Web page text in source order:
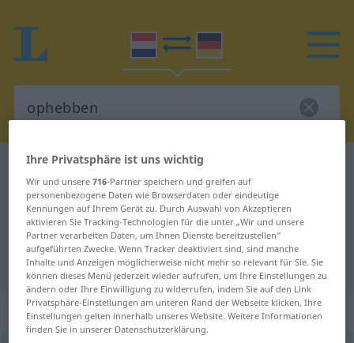
Niederländisch-Deutsch Wörterbuch
Niederländisch-Deutsch
Übersetzung für "ophebben"
"ophebben" Deutsch Übersetzung
„ophebben“: werkwoord
Ihre Privatsphäre ist uns wichtig
Wir und unsere716-Partner speichern und greifen auf
personenbezogene Daten wie Browserdaten oder eindeutige
Kennungen auf Ihrem Gerät zu. Durch Auswahl von Akzeptieren
aktivieren Sie Tracking-Technologien für die unter „Wir und unsere
Partner verarbeiten Daten, um Ihnen Dienste bereitzustellen“
aufgeführten Zwecke. Wenn Tracker deaktiviert sind, sind manche
Inhalte und Anzeigen möglicherweise nicht mehr so relevant für Sie. Sie
können dieses Menü jederzeit wieder aufrufen, um Ihre Einstellungen zu
ändern oder Ihre Einwilligung zu widerrufen, indem Sie auf den Link
Privatsphäre-Einstellungen am unteren Rand der Webseite klicken. Ihre
Einstellungen gelten innerhalb unseres Website. Weitere Informationen
finden Sie in unserer Datenschutzerklärung.